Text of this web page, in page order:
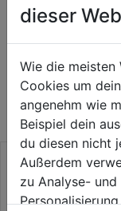
WEITERE
KATEGORIE
dieser
Wie die meisten
Cookies um
angenehm wie
Beispiel dein
du diesen nicht
Außerdem
zu Analyse-